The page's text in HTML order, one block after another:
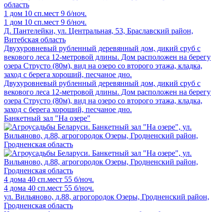
1 дом 10 сп.мест 9 б/ноч.
1 дом 10 сп.мест 9 б/ноч.
Д. Пантелейки, ул. Центральная, 53, Браславский район,
Витебская область
Двухуровневый рубленный деревянный дом, дикий сруб с
векового леса 12-метровой длины. Дом расположен на берегу
озера Струсто (80м), вид на озеро со второго этажа, кладка,
заход с берега хороший, песчаное дно.
Двухуровневый рубленный деревянный дом, дикий сруб с
векового леса 12-метровой длины. Дом расположен на берегу
озера Струсто (80м), вид на озеро со второго этажа, кладка,
заход с берега хороший, песчаное дно.
Банкетный зал "На озере"
4 дома 40 сп.мест 55 б/ноч.
4 дома 40 сп.мест 55 б/ноч.
ул. Вильяново, д.88, агрогородок Озеры, Гродненский район,
Гродненская область